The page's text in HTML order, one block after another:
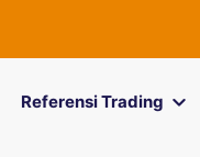
Referensi Trading